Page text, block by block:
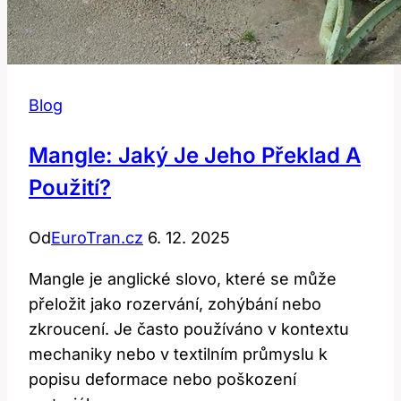
Blog
Mangle: Jaký Je Jeho Překlad A
Použití?
OdEuroTran.cz 6. 12. 2025
Mangle je anglické slovo, které se může
přeložit jako rozervání, zohýbání nebo
zkroucení. Je často používáno v kontextu
mechaniky nebo v textilním průmyslu k
popisu deformace nebo poškození